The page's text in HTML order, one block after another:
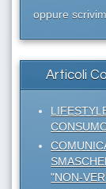
oppure
Articoli
"NON-